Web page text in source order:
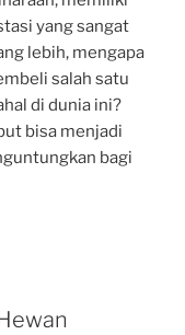
yang sangat
lebih, mengapa
salah satu
di dunia ini?
bisa menjadi
bagi